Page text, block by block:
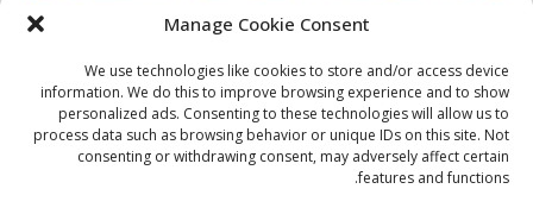
Manage Cookie Consent
We use technologies like cookies to store and/or access device
information. We do this to improve browsing experience and to show
personalized ads. Consenting to these technologies will allow us to
process data such as browsing behavior or unique IDs on this site. Not
consenting or withdrawing consent, may adversely affect certain
features and functions.
أخبار المجتمع مجتمعي
الشارقة لإدارة الأصول تنظم زيارة إلى دار رعاية المسنين